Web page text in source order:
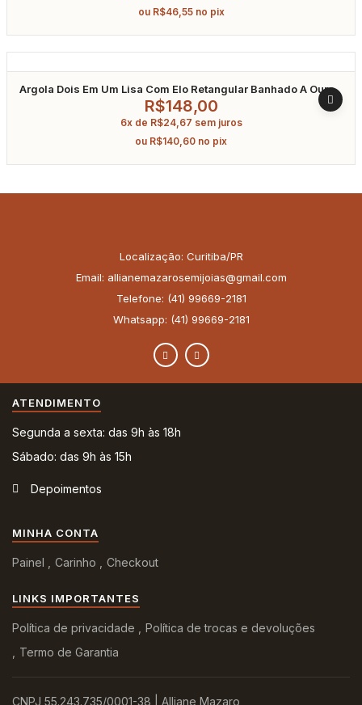
ou R$46,55 no pix
Argola Dois Em Um Lisa Com Elo Retangular Banhado A Ouro
R$148,00
6x de R$24,67 sem juros
ou R$140,60 no pix
Localização: Curitiba/PR
Email: allianemazarosemijoias@gmail.com
Telefone: (41) 99669-2181
Whatsapp: (41) 99669-2181
ATENDIMENTO
Segunda a sexta: das 9h às 18h
Sábado: das 9h às 15h
Depoimentos
MINHA CONTA
Painel Carinho Checkout
LINKS IMPORTANTES
Política de privacidade
Política de trocas e devoluções
Termo de Garantia
CNPJ 55.243.735/0001-38 | Alliane Mazaro